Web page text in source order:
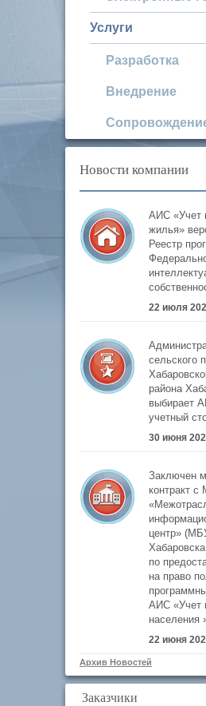
Услуги
Разработка
Внедрение
Новости компании
АИС «Учет
жилья»
Реестр
22 июля
сельского
района
выбирает
учетный
30 июня
Заключен
контракт
центр»
по
на право
АИС «Учет
населения
22 июня
Архив Новостей
Заказчики